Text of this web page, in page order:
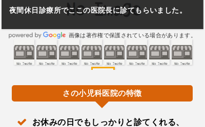
夜間休日診療所でここの医院長に診てもらいました。
画像は著作権で保護されている場合があります。
さの小児科医院の特徴
お休みの日でもしっかりと診てくれる、